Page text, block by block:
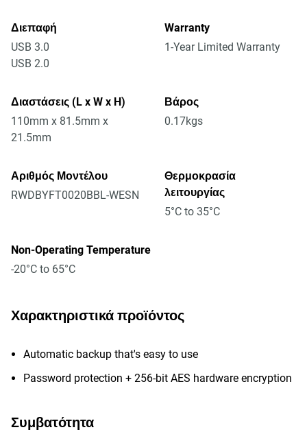
Διεπαφή
USB 3.0
USB 2.0
Warranty
1-Year Limited Warranty
Διαστάσεις (L x W x H)
110mm x 81.5mm x
21.5mm
Βάρος
0.17kgs
Αριθμός Μοντέλου
RWDBYFT0020BBL-WESN
Θερμοκρασία
λειτουργίας
5°C to 35°C
Non-Operating Temperature
-20°C to 65°C
Χαρακτηριστικά προϊόντος
Automatic backup that's easy to use
Password protection + 256-bit AES hardware encryption
Συμβατότητα